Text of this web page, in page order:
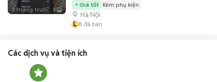
3 tháng trước 2
Giá tốt Kèm phụ kiện
Hà Nội
L 8 đã bán
Các dịch vụ và tiện ích